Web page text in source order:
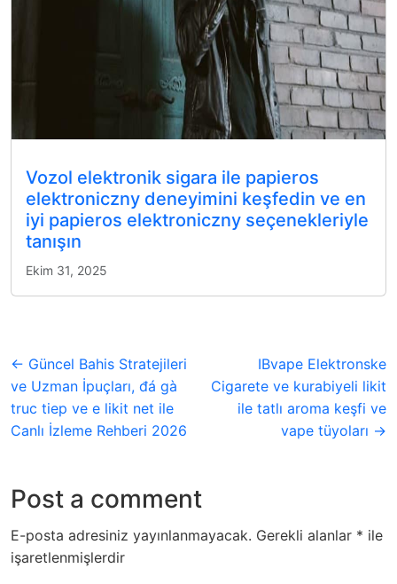
Vozol elektronik sigara ile papieros
elektroniczny deneyimini keşfedin ve en
iyi papieros elektroniczny seçenekleriyle
tanışın
Ekim 31, 2025
← Güncel Bahis Stratejileri
ve Uzman İpuçları, đá gà
truc tiep ve e likit net ile
Canlı İzleme Rehberi 2026
IBvape Elektronske
Cigarete ve kurabiyeli likit
ile tatlı aroma keşfi ve
vape tüyoları →
Post a comment
E-posta adresiniz yayınlanmayacak. Gerekli alanlar * ile
işaretlenmişlerdir